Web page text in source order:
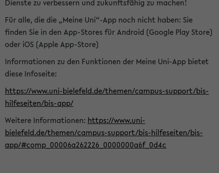
Dienste zu verbessern und zukunftsfähig zu machen!
Für alle, die die „Meine Uni“-App noch nicht haben: Sie
finden Sie in den App-Stores für Android (Google Play Store)
oder iOS (Apple App-Store)
Informationen zu den Funktionen der Meine Uni-App bietet
diese Infoseite:
https://www.uni-bielefeld.de/themen/campus-support/bis-
hilfeseiten/bis-app/
Weitere Informationen: https://www.uni-
bielefeld.de/themen/campus-support/bis-hilfeseiten/bis-
app/#comp_00006a262226_0000000a6f_0d4c